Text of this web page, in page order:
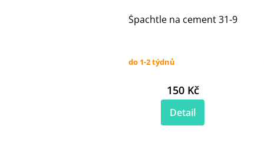
Špachtle na cement 31-9
do 1-2 týdnů
150 Kč
Detail